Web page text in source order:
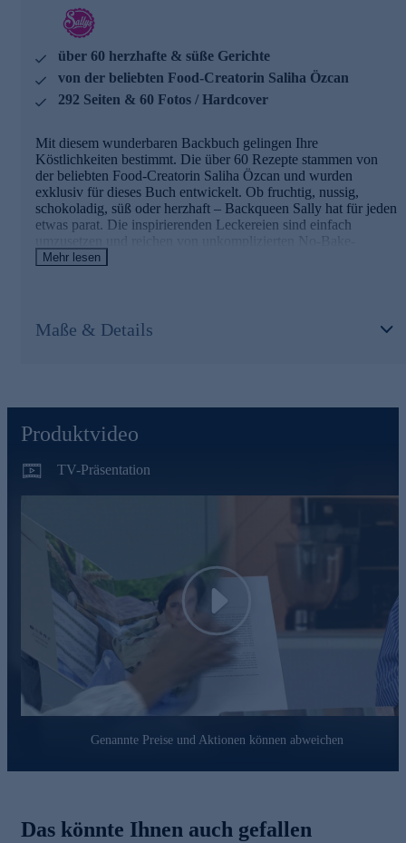
über 60 herzhafte & süße Gerichte
von der beliebten Food-Creatorin Saliha Özcan
292 Seiten & 60 Fotos / Hardcover
Mit diesem wunderbaren Backbuch gelingen Ihre
Köstlichkeiten bestimmt. Die über 60 Rezepte stammen von
der beliebten Food-Creatorin Saliha Özcan und wurden
exklusiv für dieses Buch entwickelt. Ob fruchtig, nussig,
schokoladig, süß oder herzhaft – Backqueen Sally hat für jeden
etwas parat. Die inspirierenden Leckereien sind einfach
umzusetzen und reichen von unkomplizierten No-Bake-
Leckereien bis hin zu simplen Blechkuchen und herrlichen
wenig Zeit in der Küche verbringen möchten, aber trotzdem
tolle Ergebnisse erzielen wollen.
Mehr lesen
Maße & Details
Produktvideo
TV-Präsentation
Play
Genannte Preise und Aktionen können abweichen
Das könnte Ihnen auch gefallen